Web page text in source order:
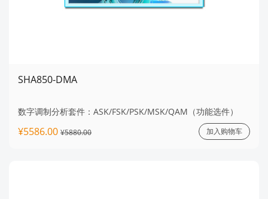
SHA850-DMA
数字调制分析套件：ASK/FSK/PSK/MSK/QAM（功能选件）
¥5586.00 ¥5880.00 加入购物车